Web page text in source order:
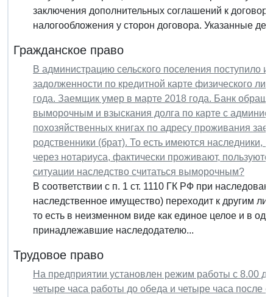
заключения дополнительных соглашений к
налогообложения у сторон договора. Указанные
Гражданское право
В администрацию сельского поселения поступило
задолженности по кредитной карте физического
года. Заемщик умер в марте 2018 года. Банк
выморочным и взыскания долга по карте с
похозяйственных книгах по адресу проживания
родственники (брат). То есть имеются наследники,
через нотариуса, фактически проживают,
ситуации наследство считаться выморочным?
В соответствии с п. 1 ст. 1110 ГК РФ при
наследственное имущество) переходит к другим
то есть в неизменном виде как единое целое и в
принадлежавшие наследодателю...
Трудовое право
На предприятии установлен режим работы с 8.00
четыре часа работы до обеда и четыре часа после